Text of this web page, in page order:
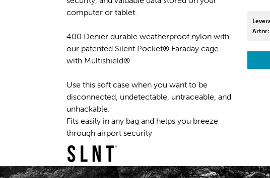
computer or tablet.
400 Denier durable weatherproof nylon with
our patented Silent Pocket® Faraday cage
with Multishield®
Use this soft case when you want to be
disconnected, undetectable, untraceable, and
unhackable.
Fits easily in any bag and helps you breeze
through airport security
Artnr: